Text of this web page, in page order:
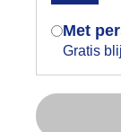
Met
Gratis
je